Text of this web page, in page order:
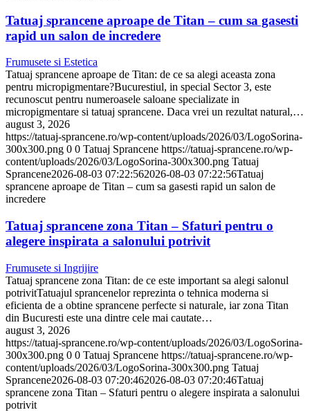
Tatuaj sprancene aproape de Titan – cum sa gasesti
rapid un salon de incredere
Frumusete si Estetica
Tatuaj sprancene aproape de Titan: de ce sa alegi aceasta zona
pentru micropigmentare?Bucurestiul, in special Sector 3, este
recunoscut pentru numeroasele saloane specializate in
micropigmentare si tatuaj sprancene. Daca vrei un rezultat natural,…
august 3, 2026
https://tatuaj-sprancene.ro/wp-content/uploads/2026/03/LogoSorina-
300x300.png 0 0 Tatuaj Sprancene https://tatuaj-sprancene.ro/wp-
content/uploads/2026/03/LogoSorina-300x300.png Tatuaj
Sprancene2026-08-03 07:22:562026-08-03 07:22:56Tatuaj
sprancene aproape de Titan – cum sa gasesti rapid un salon de
incredere
Tatuaj sprancene zona Titan – Sfaturi pentru o
alegere inspirata a salonului potrivit
Frumusete si Ingrijire
Tatuaj sprancene zona Titan: de ce este important sa alegi salonul
potrivitTatuajul sprancenelor reprezinta o tehnica moderna si
eficienta de a obtine sprancene perfecte si naturale, iar zona Titan
din Bucuresti este una dintre cele mai cautate…
august 3, 2026
https://tatuaj-sprancene.ro/wp-content/uploads/2026/03/LogoSorina-
300x300.png 0 0 Tatuaj Sprancene https://tatuaj-sprancene.ro/wp-
content/uploads/2026/03/LogoSorina-300x300.png Tatuaj
Sprancene2026-08-03 07:20:462026-08-03 07:20:46Tatuaj
sprancene zona Titan – Sfaturi pentru o alegere inspirata a salonului
potrivit